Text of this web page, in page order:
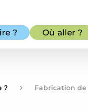
? Où aller ?
? Fabrication